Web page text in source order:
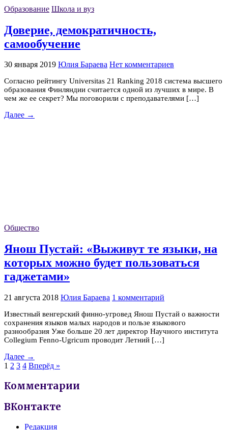
Образование Школа и вуз
Доверие, демократичность,
самообучение
30 января 2019 Юлия Бараева Нет комментариев
Согласно рейтингу Universitas 21 Ranking 2018 система высшего
образования Финляндии считается одной из лучших в мире. В
чем же ее секрет? Мы поговорили с преподавателями […]
Далее →
Общество
Янош Пустай: «Выживут те языки, на
которых можно будет пользоваться
гаджетами»
21 августа 2018 Юлия Бараева 1 комментарий
Известный венгерский финно-угровед Янош Пустай о важности
сохранения языков малых народов и пользе языкового
разнообразия Уже больше 20 лет директор Научного института
Collegium Fenno-Ugricum проводит Летний […]
Далее →
1 2 3 4 Вперёд »
Комментарии
ВКонтакте
Редакция